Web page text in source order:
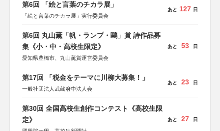
第6回 「絵と言葉のチカラ展」
「絵と言葉のチカラ展」実行委員会
あと 127 日
第6回 丸山薫「帆・ランプ・鷗」賞 詩作品募
集《小・中・高校生限定》
愛知県豊橋市、丸山薫賞運営委員会
あと 53 日
第17回 「税金をテーマに川柳大募集！」
一般社団法人武蔵府中法人会
あと 23 日
第30回 全国高校生創作コンテスト《高校生限
定》
あと 27 日